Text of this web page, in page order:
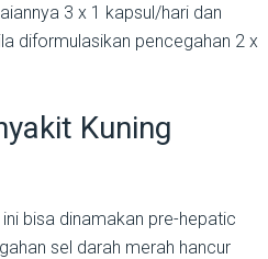
3 x 1 kapsul/hari dan
diformulasikan pencegahan 2 x
Kuning
bisa dinamakan pre-hepatic
sel darah merah hancur